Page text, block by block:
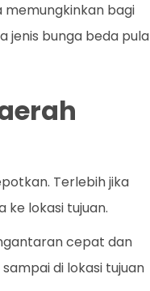
memungkinkan bagi
jenis bunga beda pula
Terlebih jika
lokasi tujuan.
cepat dan
di lokasi tujuan